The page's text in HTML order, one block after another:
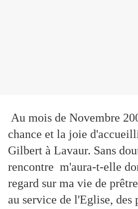
Au mois de Novembre
chance et la joie
Gilbert à Lavaur. Sans
rencontre m'aura-t-elle
regard sur ma vie de
au service de l'Eglise, des